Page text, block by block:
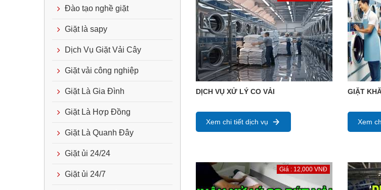
DỊCH VỤ XỬ LÝ CO VẢI
Xem chi tiết dịch vụ
GIẶT
Xem
Giá : 12,000 VNĐ
Đào tạo nghề giặt
Giặt là sapy
Dịch Vụ Giặt Vải Cây
Giặt vải công nghiệp
Giặt Là Gia Đình
Giặt Là Hợp Đồng
Giặt Là Quanh Đây
Giặt ủi 24/24
Giặt ủi 24/7